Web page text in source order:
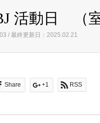
活動日 （室
/ 最終更新日：2025.02.21
Share +1 RSS